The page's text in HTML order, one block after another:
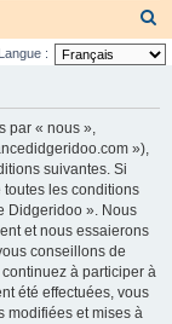
e
h
Langue :
par « nous »,
»),
suivantes. Si
toutes les conditions
Didgeridoo ». Nous
et nous essaierons
conseillons de
à participer à
été effectuées, vous
modifiées et mises à